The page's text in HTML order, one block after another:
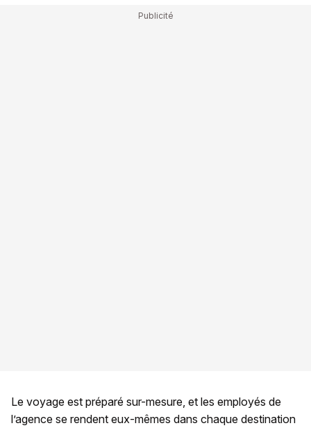
Le voyage est préparé sur-mesure, et les employés de
l’agence se rendent eux-mêmes dans chaque destination